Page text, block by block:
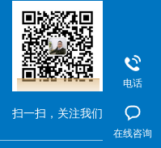
扫一扫，关注我们
电话
在线咨询